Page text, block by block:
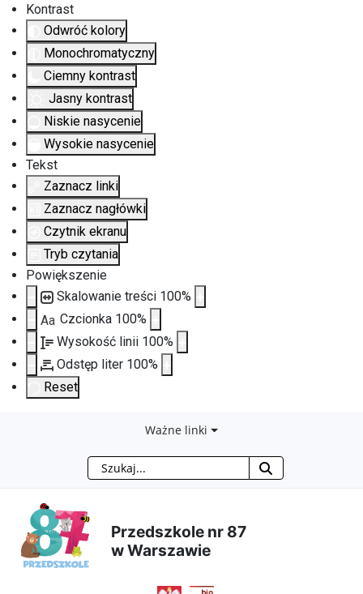
Kontrast
Odwróć kolory
Monochromatyczny
Ciemny kontrast
Jasny kontrast
Niskie nasycenie
Wysokie nasycenie
Tekst
Zaznacz linki
Zaznacz nagłówki
Czytnik ekranu
Tryb czytania
Powiększenie
Skalowanie treści 100%
Aa Czcionka 100%
Wysokość linii 100%
Odstęp liter 100%
Reset
treści
głównej
menu
nawigacyjnego
wyszukiwarki
mapy
strony
Ważne linki
Szukaj
Przedszkole nr 87
w Warszawie